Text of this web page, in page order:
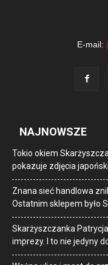
E-mail:
NAJNOWSZE
Tokio okiem
pokazuje zdjęcia
Znana sieć handlowa
Ostatnim sklepem było
Skarżyszczanka
imprezy. I to nie jedyny